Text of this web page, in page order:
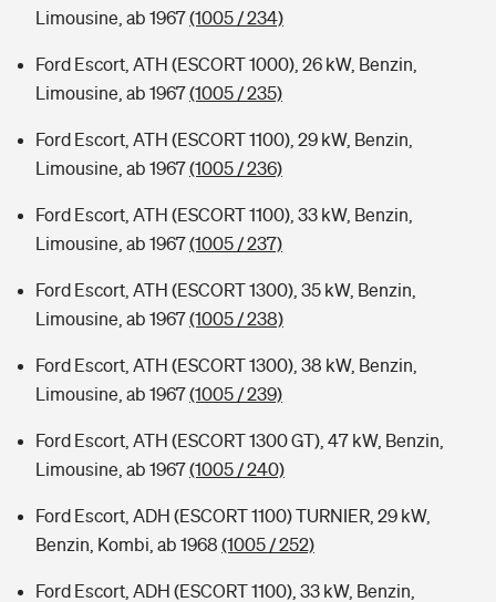
Limousine, ab 1967(1005 / 234)
Ford Escort, ATH (ESCORT 1000), 26 kW, Benzin,
Limousine, ab 1967(1005 / 235)
Ford Escort, ATH (ESCORT 1100), 29 kW, Benzin,
Limousine, ab 1967(1005 / 236)
Ford Escort, ATH (ESCORT 1100), 33 kW, Benzin,
Limousine, ab 1967(1005 / 237)
Ford Escort, ATH (ESCORT 1300), 35 kW, Benzin,
Limousine, ab 1967(1005 / 238)
Ford Escort, ATH (ESCORT 1300), 38 kW, Benzin,
Limousine, ab 1967(1005 / 239)
Ford Escort, ATH (ESCORT 1300 GT), 47 kW, Benzin,
Limousine, ab 1967(1005 / 240)
Ford Escort, ADH (ESCORT 1100) TURNIER, 29 kW,
Benzin, Kombi, ab 1968 (1005 / 252)
Ford Escort, ADH (ESCORT 1100), 33 kW, Benzin,